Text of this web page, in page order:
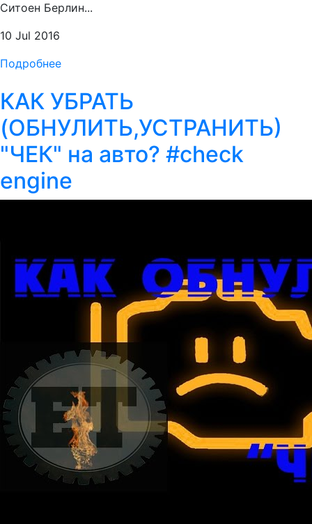
Ситоен Берлин...
10 Jul 2016
Подробнее
КАК УБРАТЬ
(ОБНУЛИТЬ,УСТРАНИТЬ)
"ЧЕК" на авто? #check
engine